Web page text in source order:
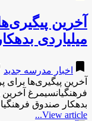
میلیاردی
bookmark اخبار مدرسه جدید
بدهکار صندوق
View article...